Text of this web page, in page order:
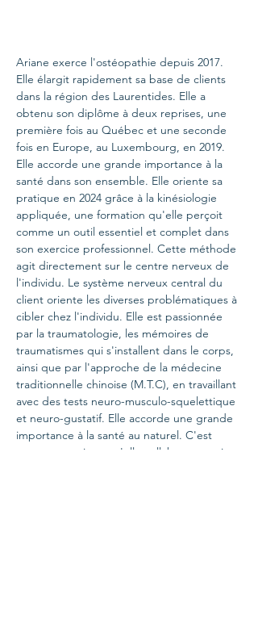
Ariane exerce l'ostéopathie depuis 2017.
Elle élargit rapidement sa base de clients
dans la région des Laurentides. Elle a
obtenu son diplôme à deux reprises, une
première fois au Québec et une seconde
fois en Europe, au Luxembourg, en 2019.
Elle accorde une grande importance à la
santé dans son ensemble. Elle oriente sa
pratique en 2024 grâce à la kinésiologie
appliquée, une formation qu'elle perçoit
comme un outil essentiel et complet dans
son exercice professionnel. Cette méthode
agit directement sur le centre nerveux de
l'individu. Le système nerveux central du
client oriente les diverses problématiques à
cibler chez l'individu. Elle est passionnée
par la traumatologie, les mémoires de
traumatismes qui s'installent dans le corps,
ainsi que par l'approche de la médecine
traditionnelle chinoise (M.T.C), en travaillant
avec des tests neuro-musculo-squelettique
et neuro-gustatif. Elle accorde une grande
importance à la santé au naturel. C'est
pour cette raison qu'elle collabore au sein